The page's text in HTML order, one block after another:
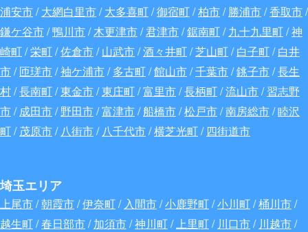
浦安市/大網白里市/大多喜町/御宿町/柏市/勝浦市/香取市/
鎌ケ谷市/鴨川市/木更津市/君津市/鋸南町/九十九里町/神
崎町/栄町/佐倉市/山武市/酒々井町/芝山町/白子町/白井
市/匝瑳市/袖ケ浦市/多古町/館山市/千葉市/銚子市/長生
村/長南町/東金市/東庄町/富里市/長柄町/流山市/習志野
市/ 成田市/野田市/富津市/船橋市/松戸市/南房総市/睦沢
町/茂原市/ 八街市/ 八千代市/横芝光町/ 四街道市
埼玉エリア
上尾市/朝霞市/伊奈町/ 入間市/小鹿野町/小川町/桶川市/
越生町/春日部市/加須市/神川町/上里町/ 川口市/ 川越市/